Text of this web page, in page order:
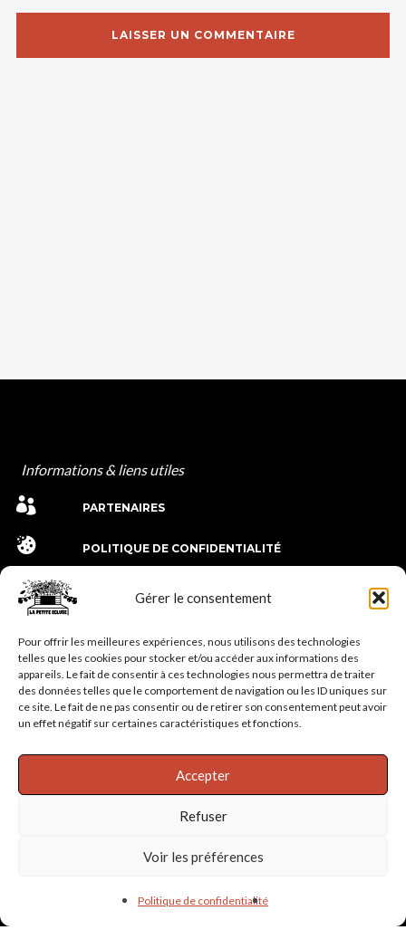
Gérer le consentement
Pour offrir les meilleures expériences, nous utilisons des technologies
telles que les cookies pour stocker et/ou accéder aux informations des
appareils. Le fait de consentir à ces technologies nous permettra de traiter
des données telles que le comportement de navigation ou les ID uniques sur
ce site. Le fait de ne pas consentir ou de retirer son consentement peut avoir
un effet négatif sur certaines caractéristiques et fonctions.
Accepter
Refuser
Voir les préférences
Politique de confidentialité
Informations & liens utiles
PARTENAIRES
POLITIQUE DE CONFIDENTIALITÉ
© La Petite Écluse - Label Associatif - Dordogne - Montrem